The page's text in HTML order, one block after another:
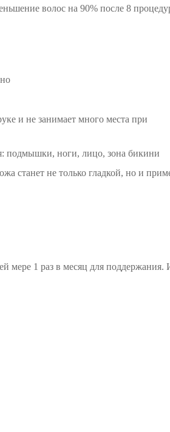
волос на 90% после 8
и не занимает много места при
подмышки, ноги, лицо, зона бикини
станет не только гладкой, но и
мере 1 раз в месяц для поддержания.